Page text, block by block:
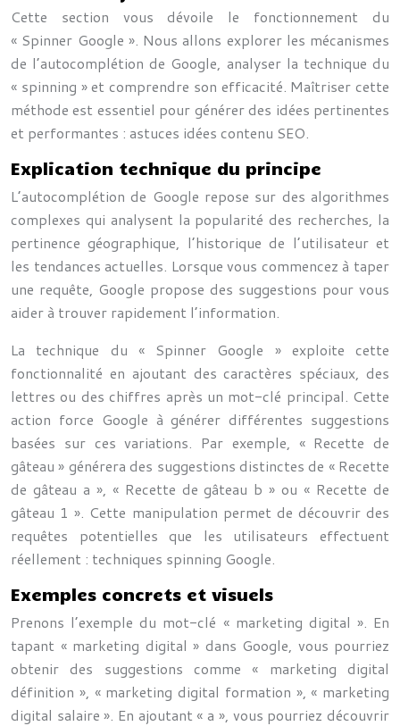
Cette section vous dévoile le fonctionnement du
« Spinner Google ». Nous allons explorer les mécanismes
de l’autocomplétion de Google, analyser la technique du
« spinning » et comprendre son efficacité. Maîtriser cette
méthode est essentiel pour générer des idées pertinentes
et performantes : astuces idées contenu SEO.
Explication technique du principe
L’autocomplétion de Google repose sur des algorithmes
complexes qui analysent la popularité des recherches, la
pertinence géographique, l’historique de l’utilisateur et
les tendances actuelles. Lorsque vous commencez à taper
une requête, Google propose des suggestions pour vous
aider à trouver rapidement l’information.
La technique du « Spinner Google » exploite cette
fonctionnalité en ajoutant des caractères spéciaux, des
lettres ou des chiffres après un mot-clé principal. Cette
action force Google à générer différentes suggestions
basées sur ces variations. Par exemple, « Recette de
gâteau » générera des suggestions distinctes de « Recette
de gâteau a », « Recette de gâteau b » ou « Recette de
gâteau 1 ». Cette manipulation permet de découvrir des
requêtes potentielles que les utilisateurs effectuent
réellement : techniques spinning Google.
Exemples concrets et visuels
Prenons l’exemple du mot-clé « marketing digital ». En
tapant « marketing digital » dans Google, vous pourriez
obtenir des suggestions comme « marketing digital
définition », « marketing digital formation », « marketing
digital salaire ». En ajoutant « a », vous pourriez découvrir